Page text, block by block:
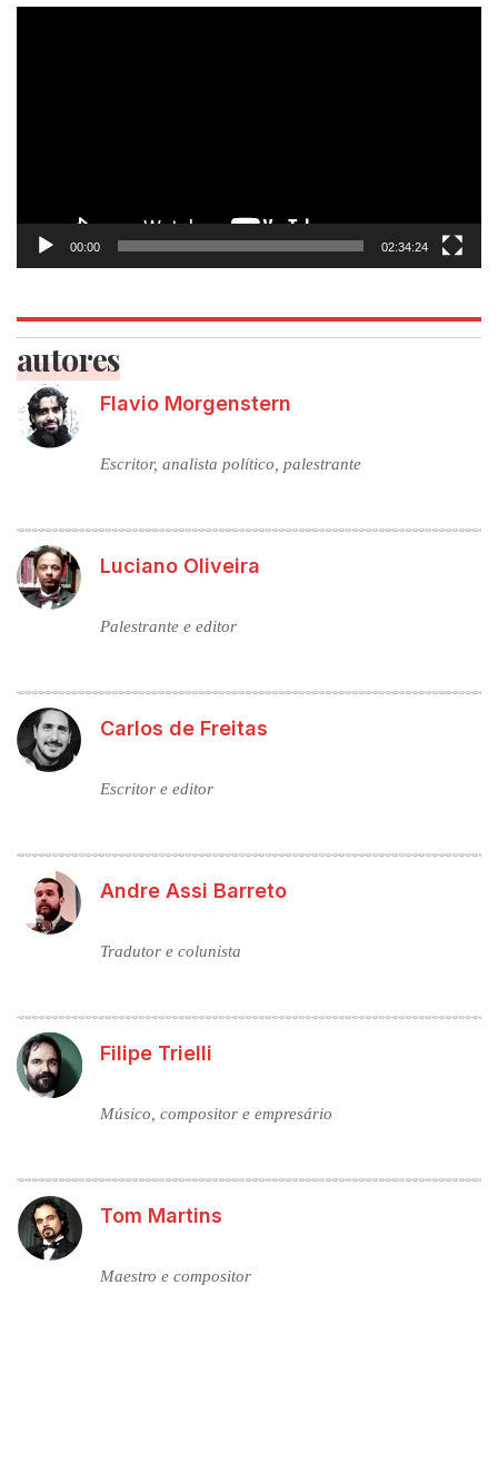
Tocador
00:00 02:34:24
autores
Flavio Morgenstern
Escritor, analista político, palestrante
Luciano Oliveira
Palestrante e editor
Carlos de Freitas
Escritor e editor
Andre Assi Barreto
Tradutor e colunista
Filipe Trielli
Músico, compositor e empresário
Tom Martins
Maestro e compositor